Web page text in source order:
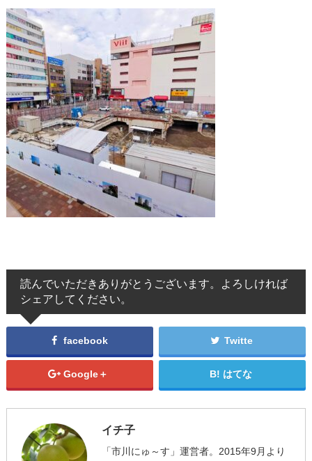
読んでいただきありがとうございます。よろしければ
シェアしてください。
facebook Twitte
Google＋ はてな
イチ子
「市川にゅ～す」運営者。2015年9月より